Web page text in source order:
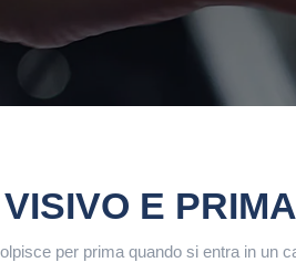
E
per prima quando si entra in un